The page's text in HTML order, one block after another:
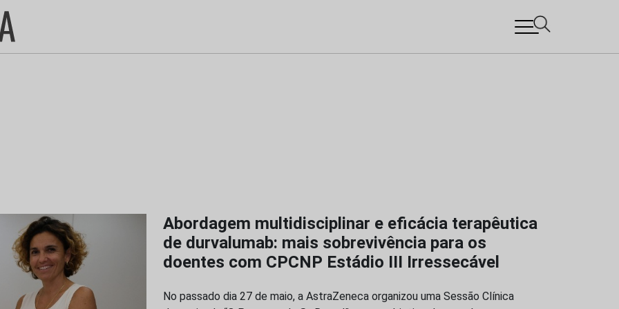
Abordagem multidisciplinar e eficácia terapêutica
de durvalumab: mais sobrevivência para os
doentes com CPCNP Estádio III Irressecável
No passado dia 27 de maio, a AstraZeneca organizou uma Sessão Clínica